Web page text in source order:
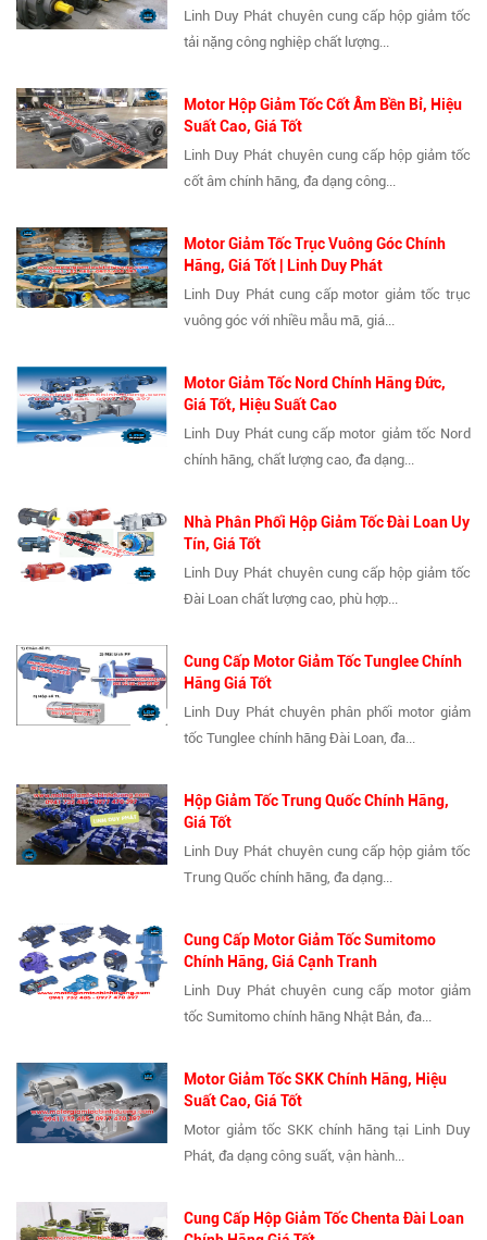
Linh Duy Phát chuyên cung cấp hộp giảm tốc
tải nặng công nghiệp chất lượng...
Motor Hộp Giảm Tốc Cốt Âm Bền Bỉ, Hiệu
Suất Cao, Giá Tốt
Linh Duy Phát chuyên cung cấp hộp giảm tốc
cốt âm chính hãng, đa dạng công...
Motor Giảm Tốc Trục Vuông Góc Chính
Hãng, Giá Tốt | Linh Duy Phát
Linh Duy Phát cung cấp motor giảm tốc trục
vuông góc với nhiều mẫu mã, giá...
Motor Giảm Tốc Nord Chính Hãng Đức,
Giá Tốt, Hiệu Suất Cao
Linh Duy Phát cung cấp motor giảm tốc Nord
chính hãng, chất lượng cao, đa dạng...
Nhà Phân Phối Hộp Giảm Tốc Đài Loan Uy
Tín, Giá Tốt
Linh Duy Phát chuyên cung cấp hộp giảm tốc
Đài Loan chất lượng cao, phù hợp...
Cung Cấp Motor Giảm Tốc Tunglee Chính
Hãng Giá Tốt
Linh Duy Phát chuyên phân phối motor giảm
tốc Tunglee chính hãng Đài Loan, đa...
Hộp Giảm Tốc Trung Quốc Chính Hãng,
Giá Tốt
Linh Duy Phát chuyên cung cấp hộp giảm tốc
Trung Quốc chính hãng, đa dạng...
Cung Cấp Motor Giảm Tốc Sumitomo
Chính Hãng, Giá Cạnh Tranh
Linh Duy Phát chuyên cung cấp motor giảm
tốc Sumitomo chính hãng Nhật Bản, đa...
Motor Giảm Tốc SKK Chính Hãng, Hiệu
Suất Cao, Giá Tốt
Motor giảm tốc SKK chính hãng tại Linh Duy
Phát, đa dạng công suất, vận hành...
Cung Cấp Hộp Giảm Tốc Chenta Đài Loan